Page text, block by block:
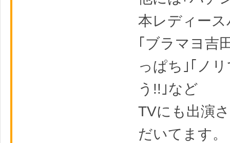
本レディー
｢ブラマヨ吉
っぱち｣｢ノ
う!!｣など
TVにも出演
だいてます。